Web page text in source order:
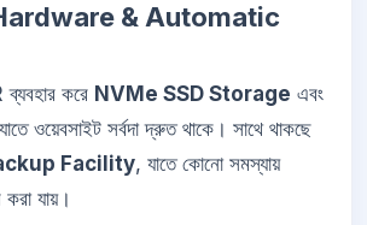
& Automatic
করে NVMe SSD Storage এবং
ওয়েবসাইট সর্বদা দ্রুত থাকে। সাথে থাকছে
Facility, যাতে কোনো সমস্যায়
যায়।